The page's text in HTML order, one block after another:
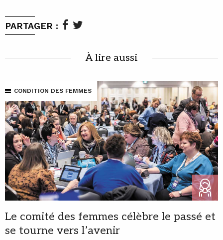
PARTAGER :
À lire aussi
CONDITION DES FEMMES
Le comité des femmes célèbre le passé et
se tourne vers l’avenir